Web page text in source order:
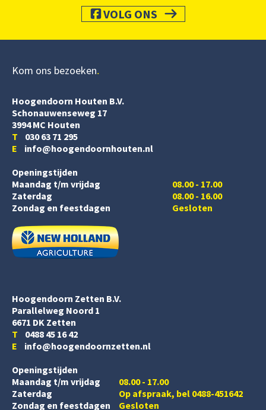
VOLG ONS
Kom ons bezoeken
Hoogendoorn Houten B.V.
Schonauwenseweg 17
3994 MC Houten
T 030 63 71 295
E info@hoogendoornhouten.nl
Openingstijden
Maandag t/m vrijdag
Zaterdag
08.00 - 17.00
08.00 - 16.00
Zondag en feestdagen
Gesloten
Hoogendoorn Zetten B.V.
Parallelweg Noord 1
6671 DK Zetten
T 0488 45 16 42
E info@hoogendoornzetten.nl
Openingstijden
Maandag t/m vrijdag
08.00 - 17.00
Zaterdag
Op afspraak, bel 0488-451642
Zondag en feestdagen
Gesloten